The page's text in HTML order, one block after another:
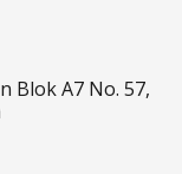
Blok A7 No. 57,